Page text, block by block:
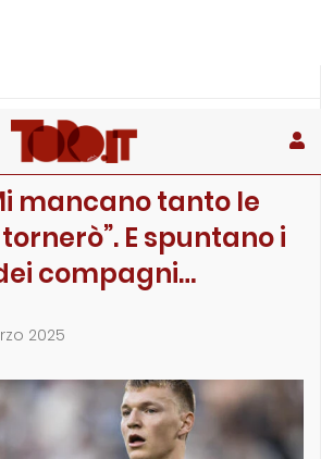
mancano tanto le
E spuntano i
compagni…
2025